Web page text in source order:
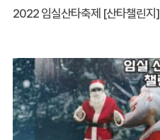
2022 임실산타축제 [산타챌린지]